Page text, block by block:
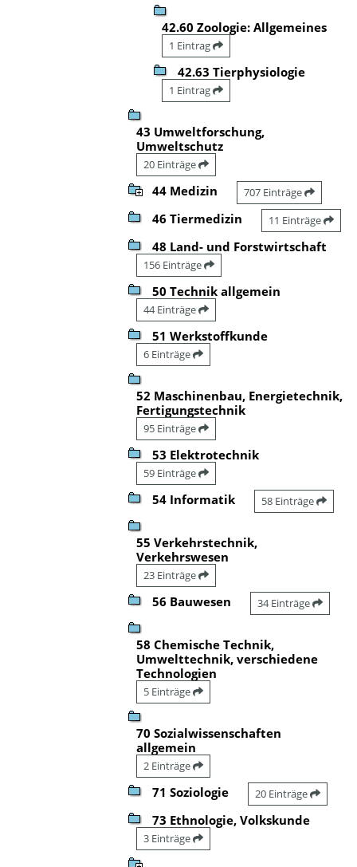
42.60 Zoologie: Allgemeines
1 Eintrag
42.63 Tierphysiologie
1 Eintrag
43 Umweltforschung,
Umweltschutz
20 Einträge
44 Medizin 707 Einträge
46 Tiermedizin 11 Einträge
48 Land- und Forstwirtschaft
156 Einträge
50 Technik allgemein
44 Einträge
51 Werkstoffkunde
6 Einträge
52 Maschinenbau, Energietechnik,
Fertigungstechnik
95 Einträge
53 Elektrotechnik
59 Einträge
54 Informatik 58 Einträge
55 Verkehrstechnik,
Verkehrswesen
23 Einträge
56 Bauwesen 34 Einträge
58 Chemische Technik,
Umwelttechnik, verschiedene
Technologien
5 Einträge
70 Sozialwissenschaften
allgemein
2 Einträge
71 Soziologie 20 Einträge
73 Ethnologie, Volkskunde
3 Einträge